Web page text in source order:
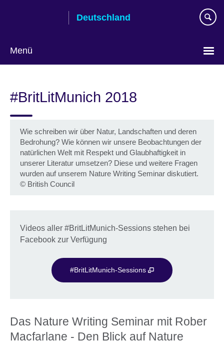
Deutschland
Menü
#BritLitMunich 2018
Wie schreiben wir über Natur, Landschaften und deren
Bedrohung? Wie können wir unsere Beobachtungen der
natürlichen Welt mit Respekt und Glaubhaftigkeit in
unserer Literatur umsetzen? Diese und weitere Fragen
wurden auf unserem Nature Writing Seminar diskutiert.
© British Council
Videos aller #BritLitMunich-Sessions stehen bei
Facebook zur Verfügung
#BritLitMunich-Sessions
Das Nature Writing Seminar mit Rober
Macfarlane - Den Blick auf Nature